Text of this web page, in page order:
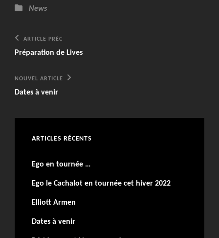
Catégories
News
Navigation
de
Article
Précédent
ARTICLE PRÉC
Préparation de Lives
Nouvel
article
NOUVEL ARTICLE
Dates à venir
ARTICLES RÉCENTS
Ego en tournée …
Ego le Cachalot en tournée cet hiver 2022
Elliott Armen
Dates à venir